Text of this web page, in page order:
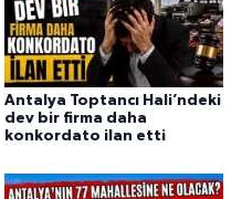
Antalya Toptancı Hali’ndeki
dev bir firma daha
konkordato ilan etti